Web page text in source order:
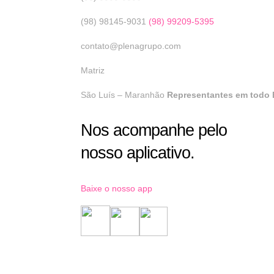
(98) 98145-9031 (98) 99209-5395
contato@plenagrupo.com
Matriz
São Luís – Maranhão Representantes em todo
Nos acompanhe pelo
nosso aplicativo.
Baixe o nosso app